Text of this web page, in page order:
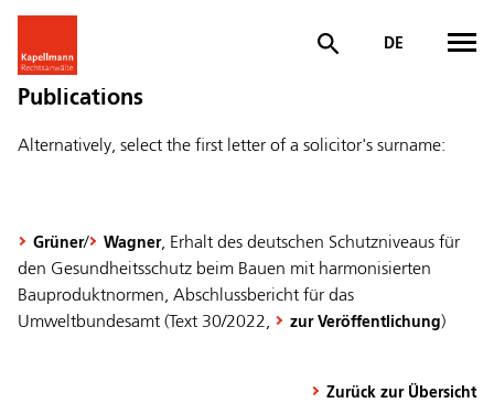
DE
Publications
Alternatively, select the first letter of a solicitor's surname:
Grüner/ Wagner, Erhalt des deutschen Schutzniveaus für
den Gesundheitsschutz beim Bauen mit harmonisierten
Bauproduktnormen, Abschlussbericht für das
Umweltbundesamt (Text 30/2022,
zur Veröffentlichung)
Zurück zur Übersicht